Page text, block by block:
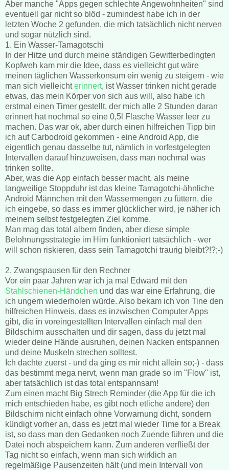
Aber manche "Apps gegen schlechte Angewohnheiten" sind
eventuell gar nicht so blöd - zumindest habe ich in der
letzten Woche 2 gefunden, die mich tatsächlich nicht nerven
und sogar nützlich sind.
1. Ein Wasser-Tamagotschi
In der Hitze und durch meine ständigen Gewitterbedingten
Kopfweh kam mir die Idee, dass es vielleicht gut wäre
meinen täglichen Wasserkonsum ein wenig zu steigern - wie
man sich vielleichterinnert, ist Wasser trinken nicht gerade
etwas, das mein Körper von sich aus will, also habe ich
erstmal einen Timer gestellt, der mich alle 2 Stunden daran
erinnert hat nochmal so eine 0,5l Flasche Wasser leer zu
machen. Das war ok, aber durch einen hilfreichen Tipp bin
ich auf Carbodroid gekommen - eine Android App, die
eigentlich genau dasselbe tut, nämlich in vorfestgelegten
Intervallen darauf hinzuweisen, dass man nochmal was
trinken sollte.
Aber, was die App einfach besser macht, als meine
langweilige Stoppduhr ist das kleine Tamagotchi-ähnliche
Android Männchen mit den Wassermengen zu füttern, die
ich eingebe, so dass es immer glücklicher wird, je näher ich
meinem selbst festgelegten Ziel komme.
Man mag das total albern finden, aber diese simple
Belohnungsstrategie im Hirn funktioniert tatsächlich - wer
will schon riskieren, dass sein Tamagotchi traurig bleibt?!?;-)
2. Zwangspausen für den Rechner
Vor ein paar Jahren war ich ja mal Edward mit den
Stahlschienen-Händchen und das war eine Erfahrung, die
ich ungern wiederholen würde. Also bekam ich von Tine den
hilfreichen Hinweis, dass es inzwischen Computer Apps
gibt, die in voreingestellten Intervallen einfach mal den
Bildschirm ausschalten und dir sagen, dass du jetzt mal
wieder deine Hände ausruhen, deinen Nacken entspannen
und deine Muskeln strechen solltest.
Ich dachte zuerst - und da ging es mir nicht allein so;-) - dass
das bestimmt mega nervt, wenn man grade so im "Flow" ist,
aber tatsächlich ist das total entspannsam!
Zum einen macht Big Strech Reminder (die App für die ich
mich entschieden habe, es gibt noch etliche andere) den
Bildschirm nicht einfach ohne Vorwarnung dicht, sondern
kündigt vorher an, dass es jetzt mal wieder Time for a Break
ist, so dass man den Gedanken noch Zuende führen und die
Datei noch abspeichern kann. Zum anderen verfließt der
Tag nicht so einfach, wenn man sich wirklich an
regelmäßige Pausenzeiten hält (und mein Intervall von